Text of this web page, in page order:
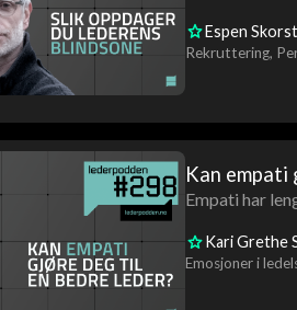
Espen
Rekruttering
Kan empati
Empati har
Kari Grethe
Emosjoner i